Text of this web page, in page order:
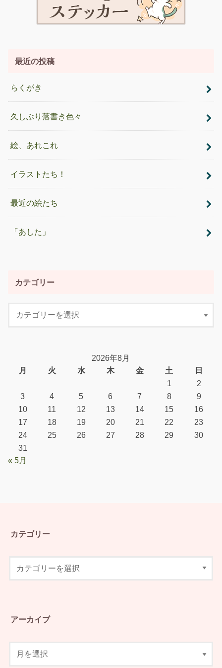
最近の投稿
らくがき
久しぶり落書き色々
絵、あれこれ
イラストたち！
最近の絵たち
「あした」
カテゴリー
2026年8月
月
火 水 木 金 土
日
1
2
3
4 5 6 7 8
9
10
11 12 13 14 15
16
17
18 19 20 21 22
23
24
25 26 27 28 29
30
31
« 5月
カテゴリー
アーカイブ